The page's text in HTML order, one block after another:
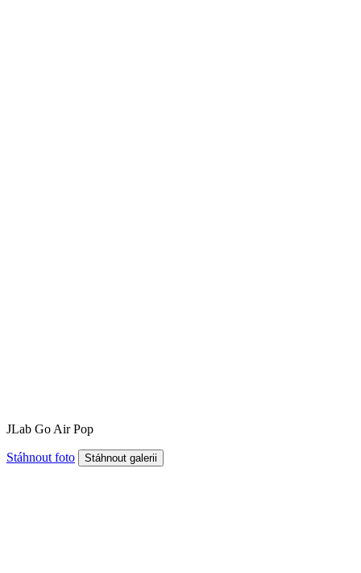
JLab Go Air Pop
Stáhnout foto